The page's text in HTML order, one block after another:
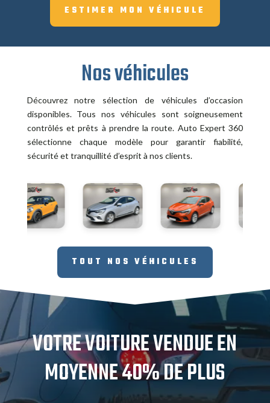
ESTIMER MON VÉHICULE
Nos véhicules
Découvrez notre sélection de véhicules d’occasion
disponibles. Tous nos véhicules sont soigneusement
contrôlés et prêts à prendre la route. Auto Expert 360
sélectionne chaque modèle pour garantir fiabilité,
sécurité et tranquillité d’esprit à nos clients.
TOUT NOS VÉHICULES
VOTRE VOITURE VENDUE EN
MOYENNE 40% DE PLUS